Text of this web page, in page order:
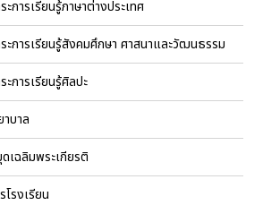
ะการเรียนรู้ภาษาต่างประเทศ
ะการเรียนรู้สังคมศึกษา ศาสนาและวัฒนธรรม
ะการเรียนรู้ศิลปะ
บาล
เฉลิมพระเกียรติ
โรงเรียน